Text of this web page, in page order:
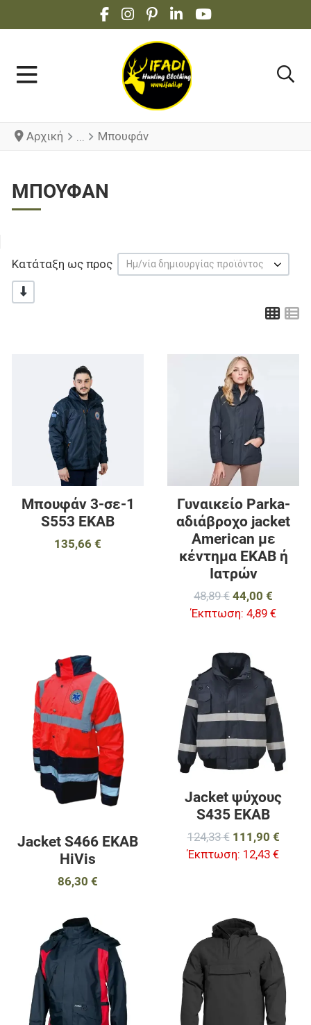
FACEBOOK SOCIAL LINK
INSTAGRAM SOCIAL LINK
PINTEREST SOCIAL LINK
LINKEDIN SOCIAL LINK
YOUTUBE SOCIAL
Αρχική Μπουφάν
ΜΠΟΥΦΆΝ
Κατάταξη ως προς Ημ/νία δημιουργίας προϊόντος
-/+
Προσθήκη στα αγαπημένα
Προσθήκη για σύγκριση
Γρήγορη ματιά
Μπουφάν 3-σε-1
S553 EKAB
135,66 €
Γυναικείο Parka-
αδιάβροχο jacket
American με
κέντημα ΕΚΑΒ ή
Ιατρών
48,89 € 44,00 €
Έκπτωση: 4,89 €
Προσθήκη στα αγαπημένα
Προσθήκη για σύγκριση
Γρήγορη ματιά
Jacket S466 EKAB
HiVis
86,30 €
Jacket ψύχους
S435 ΕΚΑΒ
124,33 € 111,90 €
Έκπτωση: 12,43 €
Προσθήκη στα αγαπημένα
Προσθήκη για σύγκριση
Γρήγορη ματιά